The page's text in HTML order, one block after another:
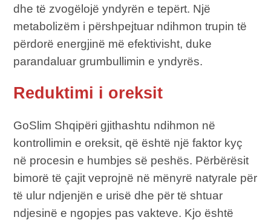
dhe të zvogëlojë yndyrën e tepërt. Një
metabolizëm i përshpejtuar ndihmon trupin të
përdorë energjinë më efektivisht, duke
parandaluar grumbullimin e yndyrës.
Reduktimi i oreksit
GoSlim Shqipëri gjithashtu ndihmon në
kontrollimin e oreksit, që është një faktor kyç
në procesin e humbjes së peshës. Përbërësit
bimorë të çajit veprojnë në mënyrë natyrale për
të ulur ndjenjën e urisë dhe për të shtuar
ndjesinë e ngopjes pas vakteve. Kjo është